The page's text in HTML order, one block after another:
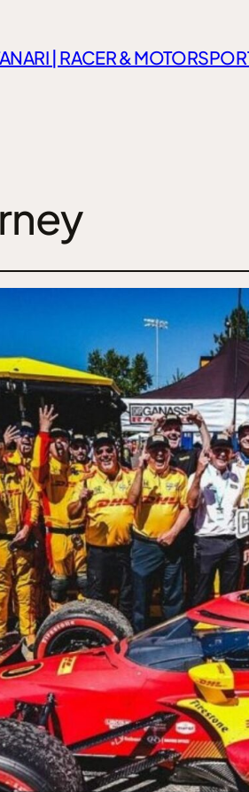
| RACER &